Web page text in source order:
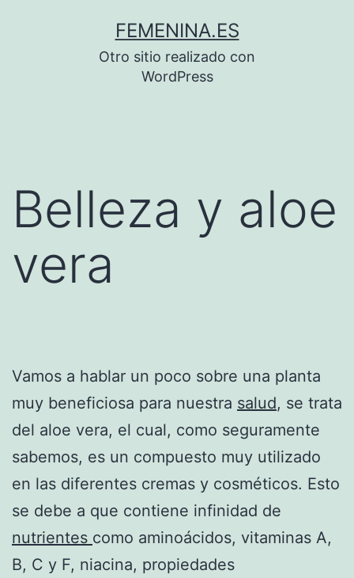
FEMENINA.ES
Otro sitio realizado con
WordPress
Belleza y aloe
vera
Vamos a hablar un poco sobre una planta
muy beneficiosa para nuestra salud, se trata
del aloe vera, el cual, como seguramente
sabemos, es un compuesto muy utilizado
en las diferentes cremas y cosméticos. Esto
se debe a que contiene infinidad de
nutrientes como aminoácidos, vitaminas A,
B, C y F, niacina, propiedades